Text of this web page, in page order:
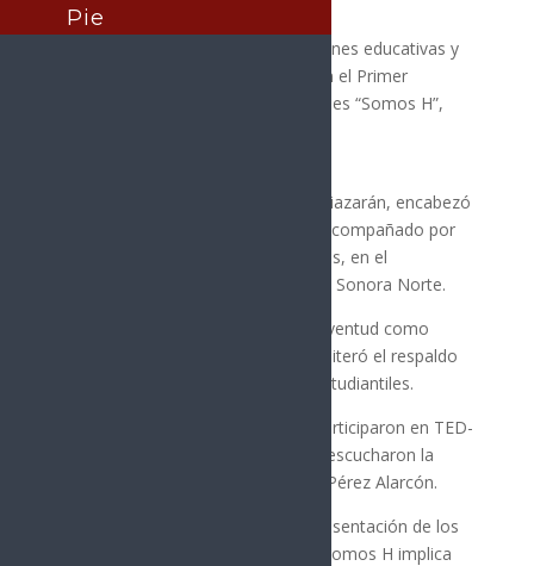
Más de 300 jóvenes de 20 instituciones educativas y
asociaciones fueron reconocidos en el Primer
Encuentro de Sociedades Estudiantiles “Somos H”,
El presidente municipal, Antonio Astiazarán, encabezó
la entrega del Distintivo Somos H, acompañado por
autoridades municipales y educativas, en el
Tecnológico de Monterrey, Campus Sonora Norte.
Astiazarán destacó el papel de la juventud como
motor de transformación social y reiteró el respaldo
del Ayuntamiento a las iniciativas estudiantiles.
Durante el evento, los asistentes participaron en TED-
Talks “Liderazgo que deja huella” y escucharon la
conferencia magistral de Fernanda Pérez Alarcón.
Carolina Hoyos Valenzuela, en representación de los
jóvenes, expresó que ser parte de Somos H implica
Pie